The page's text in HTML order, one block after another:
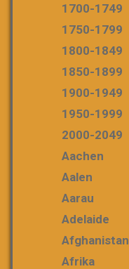
1700-1749
1750-1799
1800-1849
1850-1899
1900-1949
1950-1999
2000-2049
Aachen
Aalen
Aarau
Adelaide
Afghanistan
Afrika